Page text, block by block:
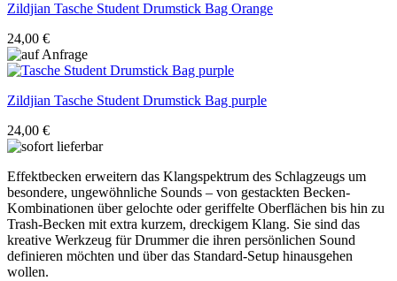
Zildjian Tasche Student Drumstick Bag Orange
24,00 €
Zildjian Tasche Student Drumstick Bag purple
24,00 €
Effektbecken erweitern das Klangspektrum des Schlagzeugs um
besondere, ungewöhnliche Sounds – von gestackten Becken-
Kombinationen über gelochte oder geriffelte Oberflächen bis hin zu
Trash-Becken mit extra kurzem, dreckigem Klang. Sie sind das
kreative Werkzeug für Drummer die ihren persönlichen Sound
definieren möchten und über das Standard-Setup hinausgehen
wollen.